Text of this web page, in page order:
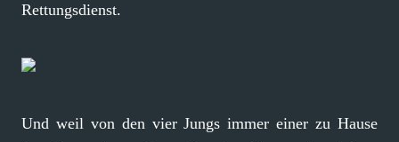
Rettungsdienst.
Und weil von den vier Jungs immer einer zu Hause